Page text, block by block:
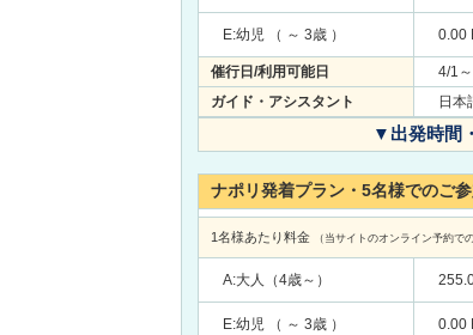
E:幼児 （ ～ 3歳 ） 0.00
催行日/利用可能日
4/1
ガイド・アシスタント
日本
▼出発時間
ナポリ発着プラン・5名様でのご
1名様あたり料金 （当サイトのオンライン予約で
A:大人（4歳～）
E:幼児 （ ～ 3歳 ） 0.00